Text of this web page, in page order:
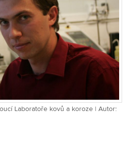
Laboratoře kovů a koroze | Autor: